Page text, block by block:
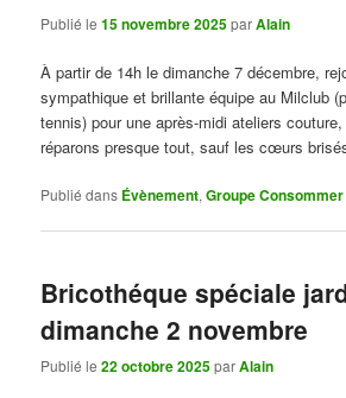
Publié le15 novembre 2025parAlain
À partir de 14h le dimanche 7 décembre,
sympathique et brillante équipe au Milclub
tennis) pour une après-midi ateliers
réparons presque tout, sauf les cœurs
Publié dans Évènement,Groupe
Bricothéque spéciale
dimanche 2 novembre
Publié le22 octobre 2025parAlain